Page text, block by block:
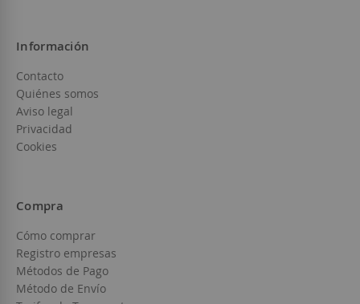
Información
Contacto
Quiénes somos
Aviso legal
Privacidad
Cookies
Compra
Cómo comprar
Registro empresas
Métodos de Pago
Método de Envío